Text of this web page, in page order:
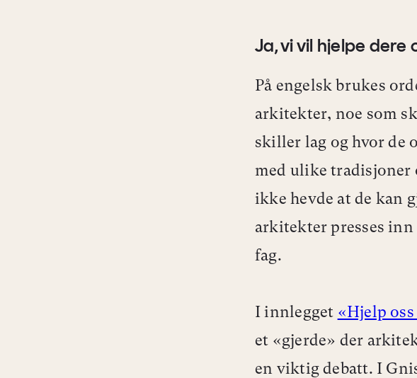
Ja, vi vil hjelpe dere
På engelsk brukes
arkitekter, noe som
skiller lag og hvor de
med ulike tradisjoner
ikke hevde at de kan
arkitekter presses inn
fag.
I innlegget «Hjelp
et «gjerde» der
en viktig debatt. I